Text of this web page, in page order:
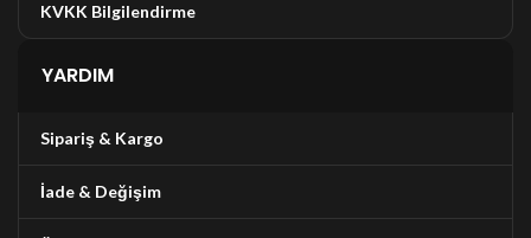
KVKK Bilgilendirme
YARDIM
Sipariş & Kargo
İade & Değişim